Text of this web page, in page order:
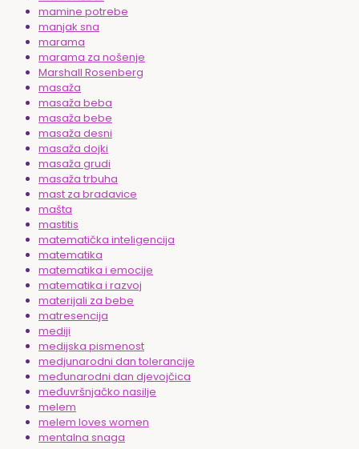
mamine potrebe
manjak sna
marama
marama za nošenje
Marshall Rosenberg
masaža
masaža beba
masaža bebe
masaža desni
masaža dojki
masaža grudi
masaža trbuha
mast za bradavice
mašta
mastitis
matematička inteligencija
matematika
matematika i emocije
matematika i razvoj
materijali za bebe
matresencija
mediji
medijska pismenost
medjunarodni dan tolerancije
međunarodni dan djevojčica
međuvršnjačko nasilje
melem
melem loves women
mentalna snaga